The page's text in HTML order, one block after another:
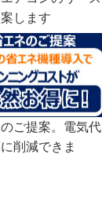
します
ご提案。電気代
削減できま